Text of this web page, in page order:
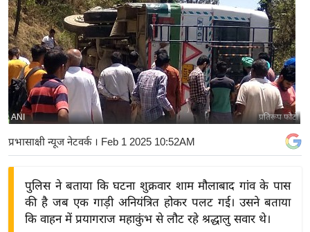
ष्ट्री
य
अं
त
र्रा
ष्ट्री
य
बि
ज़
प्रतिरूप फोटो
ANI
प्रभासाक्षी न्यूज नेटवर्क। Feb 1 2025 10:52AM
पुलिस ने बताया कि घटना शुक्रवार शाम मौलाबाद गांव के पास
की है जब एक गाड़ी अनियंत्रित होकर पलट गई। उसने बताया
कि वाहन में प्रयागराज महाकुंभ से लौट रहे श्रद्धालु सवार थे।